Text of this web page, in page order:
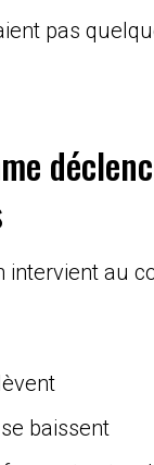
pas
intervient au
baissent